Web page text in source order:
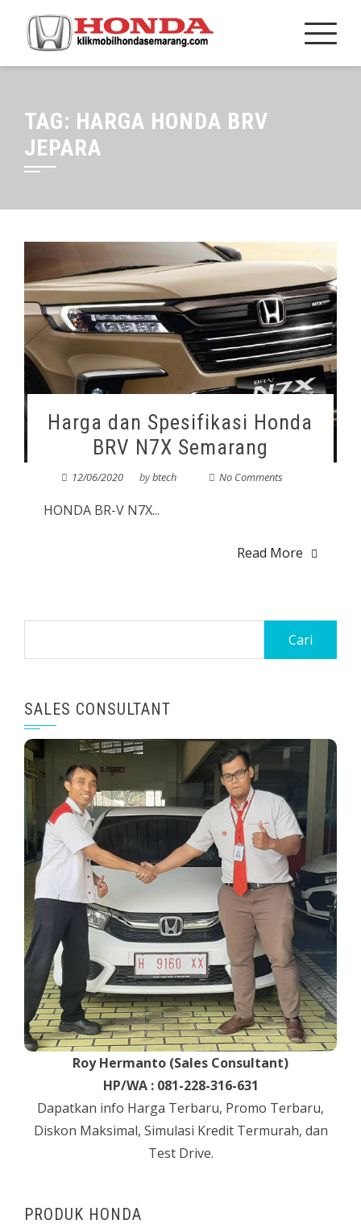
TAG: HARGA HONDA BRV
JEPARA
Harga dan Spesifikasi Honda
BRV N7X Semarang
12/06/2020 bybtech No Comments
HONDA BR-V N7X...
Read More
SALES CONSULTANT
Roy Hermanto (Sales Consultant)
HP/WA : 081-228-316-631
Dapatkan info Harga Terbaru, Promo Terbaru,
Diskon Maksimal, Simulasi Kredit Termurah, dan
Test Drive.
PRODUK HONDA